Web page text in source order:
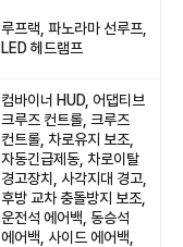
루프랙, 파노라마 선루프,
LED 헤드램프
컴바이너 HUD, 어댑티브
크루즈 컨트롤, 크루즈
컨트롤, 차로유지 보조,
자동긴급제동, 차로이탈
경고장치, 사각지대 경고,
후방 교차 충돌방지 보조,
운전석 에어백, 동승석
에어백, 사이드 에어백,